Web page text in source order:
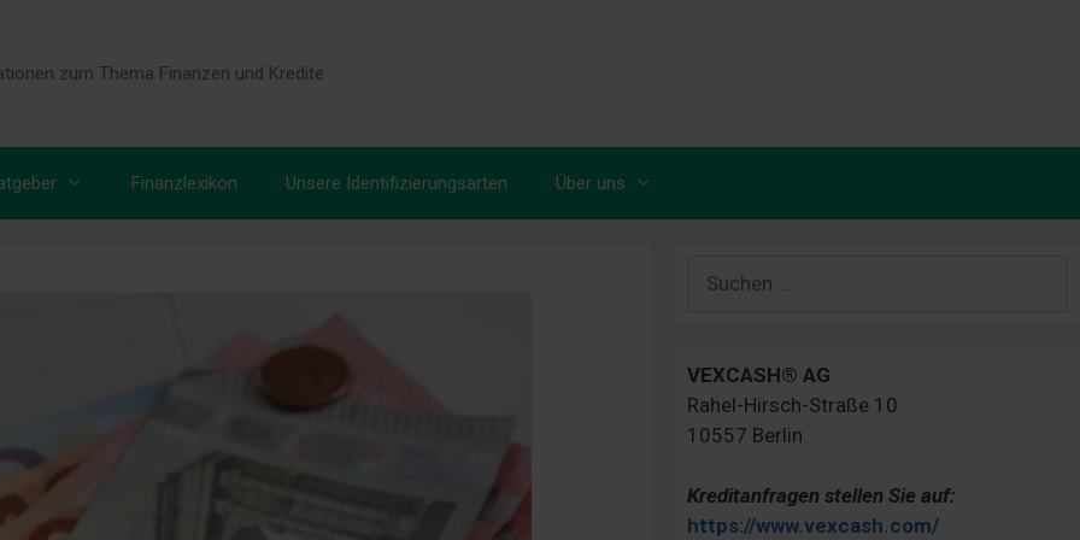
zum Thema Finanzen und Kredite
Finanzlexikon Unsere Identifizierungsarten Über uns
nach:
VEXCASH® AG
Rahel-Hirsch-Straße 10
10557 Berlin
Kreditanfragen stellen Sie auf:
https://www.vexcash.com/